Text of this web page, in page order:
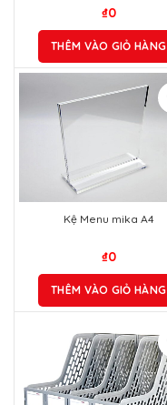
₫0
THÊM VÀO GIỎ HÀNG
Kệ Menu mika A4
₫0
THÊM VÀO GIỎ HÀNG